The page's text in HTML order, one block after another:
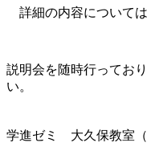
詳細の内容については
説明会を随時行ってお
い。
学進ゼミ 大久保教室（